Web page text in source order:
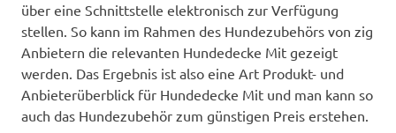
über eine Schnittstelle elektronisch zur Verfügung
stellen. So kann im Rahmen des Hundezubehörs von zig
Anbietern die relevanten Hundedecke Mit gezeigt
werden. Das Ergebnis ist also eine Art Produkt- und
Anbieterüberblick für Hundedecke Mit und man kann so
auch das Hundezubehör zum günstigen Preis erstehen.